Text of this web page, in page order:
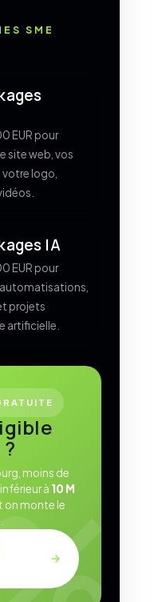
SME
EUR pour
site web, vos
logo,
IA
EUR pour
projets
artificielle.
moins de
à 10 M
on monte le